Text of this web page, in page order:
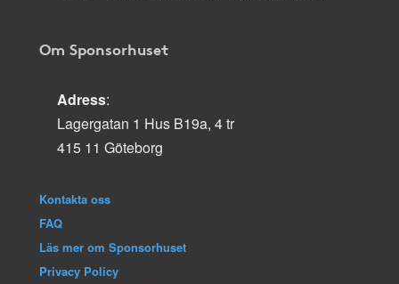
Om Sponsorhuset
Adress:
Lagergatan 1 Hus B19a, 4 tr
415 11 Göteborg
Kontakta oss
FAQ
Läs mer om Sponsorhuset
Privacy Policy